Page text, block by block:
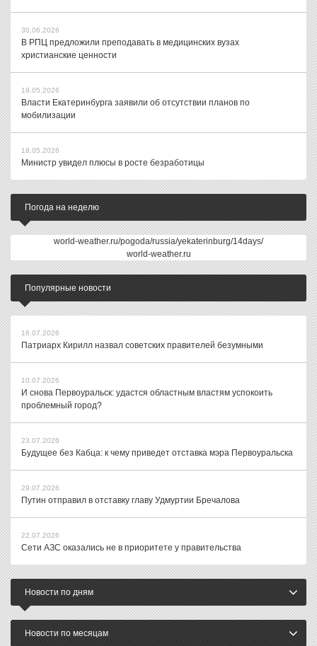
30.06.2026
В РПЦ предложили преподавать в медицинских вузах
христианские ценности
19.05.2026
Власти Екатеринбурга заявили об отсутствии планов по
мобилизации
18.05.2026
Министр увидел плюсы в росте безработицы
Погода на неделю
world-weather.ru/pogoda/russia/yekaterinburg/14days/
world-weather.ru
Популярные новости
16.07.2026
Патриарх Кирилл назвал советских правителей безумными
10.07.2026
И снова Первоуральск: удастся областным властям успокоить
проблемный город?
23.07.2026
Будущее без Кабца: к чему приведет отставка мэра Первоуральска
29.07.2026
Путин отправил в отставку главу Удмуртии Бречалова
22.07.2026
Сети АЗС оказались не в приоритете у правительства
Новости по дням
Новости по месяцам